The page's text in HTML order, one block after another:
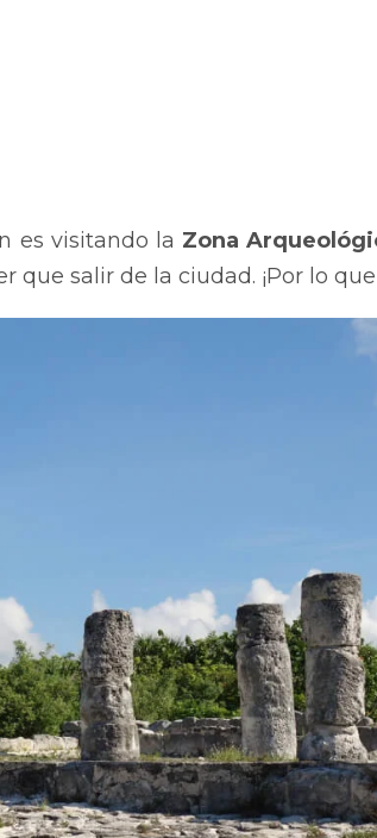
es visitando la Zona
que salir de la ciudad. ¡Por lo